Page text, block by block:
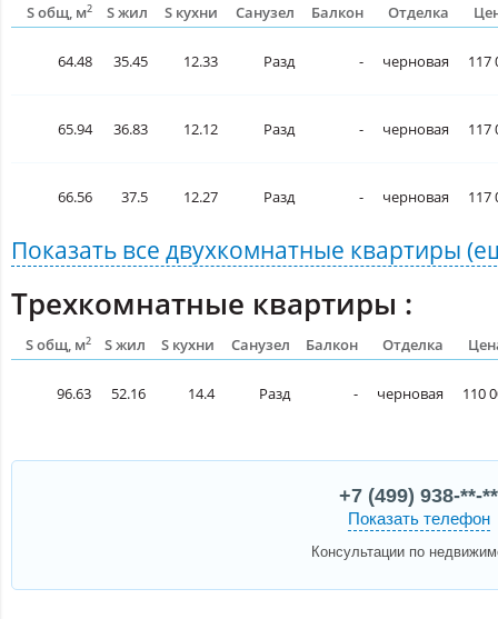
S общ, м2 S жил S кухни Санузел Балкон Отделка
64.48 35.45 12.33 Разд - черновая 117
65.94 36.83 12.12 Разд - черновая 117
66.56 37.5 12.27 Разд - черновая 117
Показать все двухкомнатные квартиры
Трехкомнатные квартиры :
S общ, м2 S жил S кухни Санузел Балкон Отделка
96.63 52.16 14.4 Разд - черновая 110
+7 (499) 938-**-**
Показать телефон
Консультации по